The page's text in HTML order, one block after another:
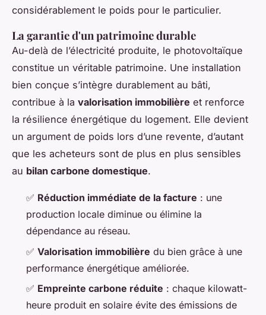
considérablement le poids pour le particulier.
La garantie d'un patrimoine durable
Au-delà de l’électricité produite, le photovoltaïque
constitue un véritable patrimoine. Une installation
bien conçue s’intègre durablement au bâti,
contribue à la valorisation immobilière et renforce
la résilience énergétique du logement. Elle devient
un argument de poids lors d’une revente, d’autant
que les acheteurs sont de plus en plus sensibles
au bilan carbone domestique.
✅ Réduction immédiate de la facture : une
production locale diminue ou élimine la
dépendance au réseau.
✅ Valorisation immobilière du bien grâce à une
performance énergétique améliorée.
✅ Empreinte carbone réduite : chaque kilowatt-
heure produit en solaire évite des émissions de